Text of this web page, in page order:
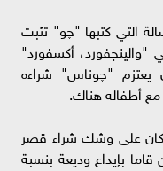
التي كتبها "چو" تثبت
"والينجفورد، أكسفورد"
يعتزم "چوناس" شراءه
كان على وشك شراء قصر
بإيداع وديعة بنسبة